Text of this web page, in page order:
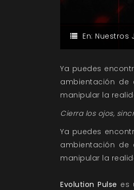
En: Nuestros
Ya puedes
ambientación de
manipular la
Cierra los ojos,
Ya puedes
ambientación
manipular la
Evolution Pulse es